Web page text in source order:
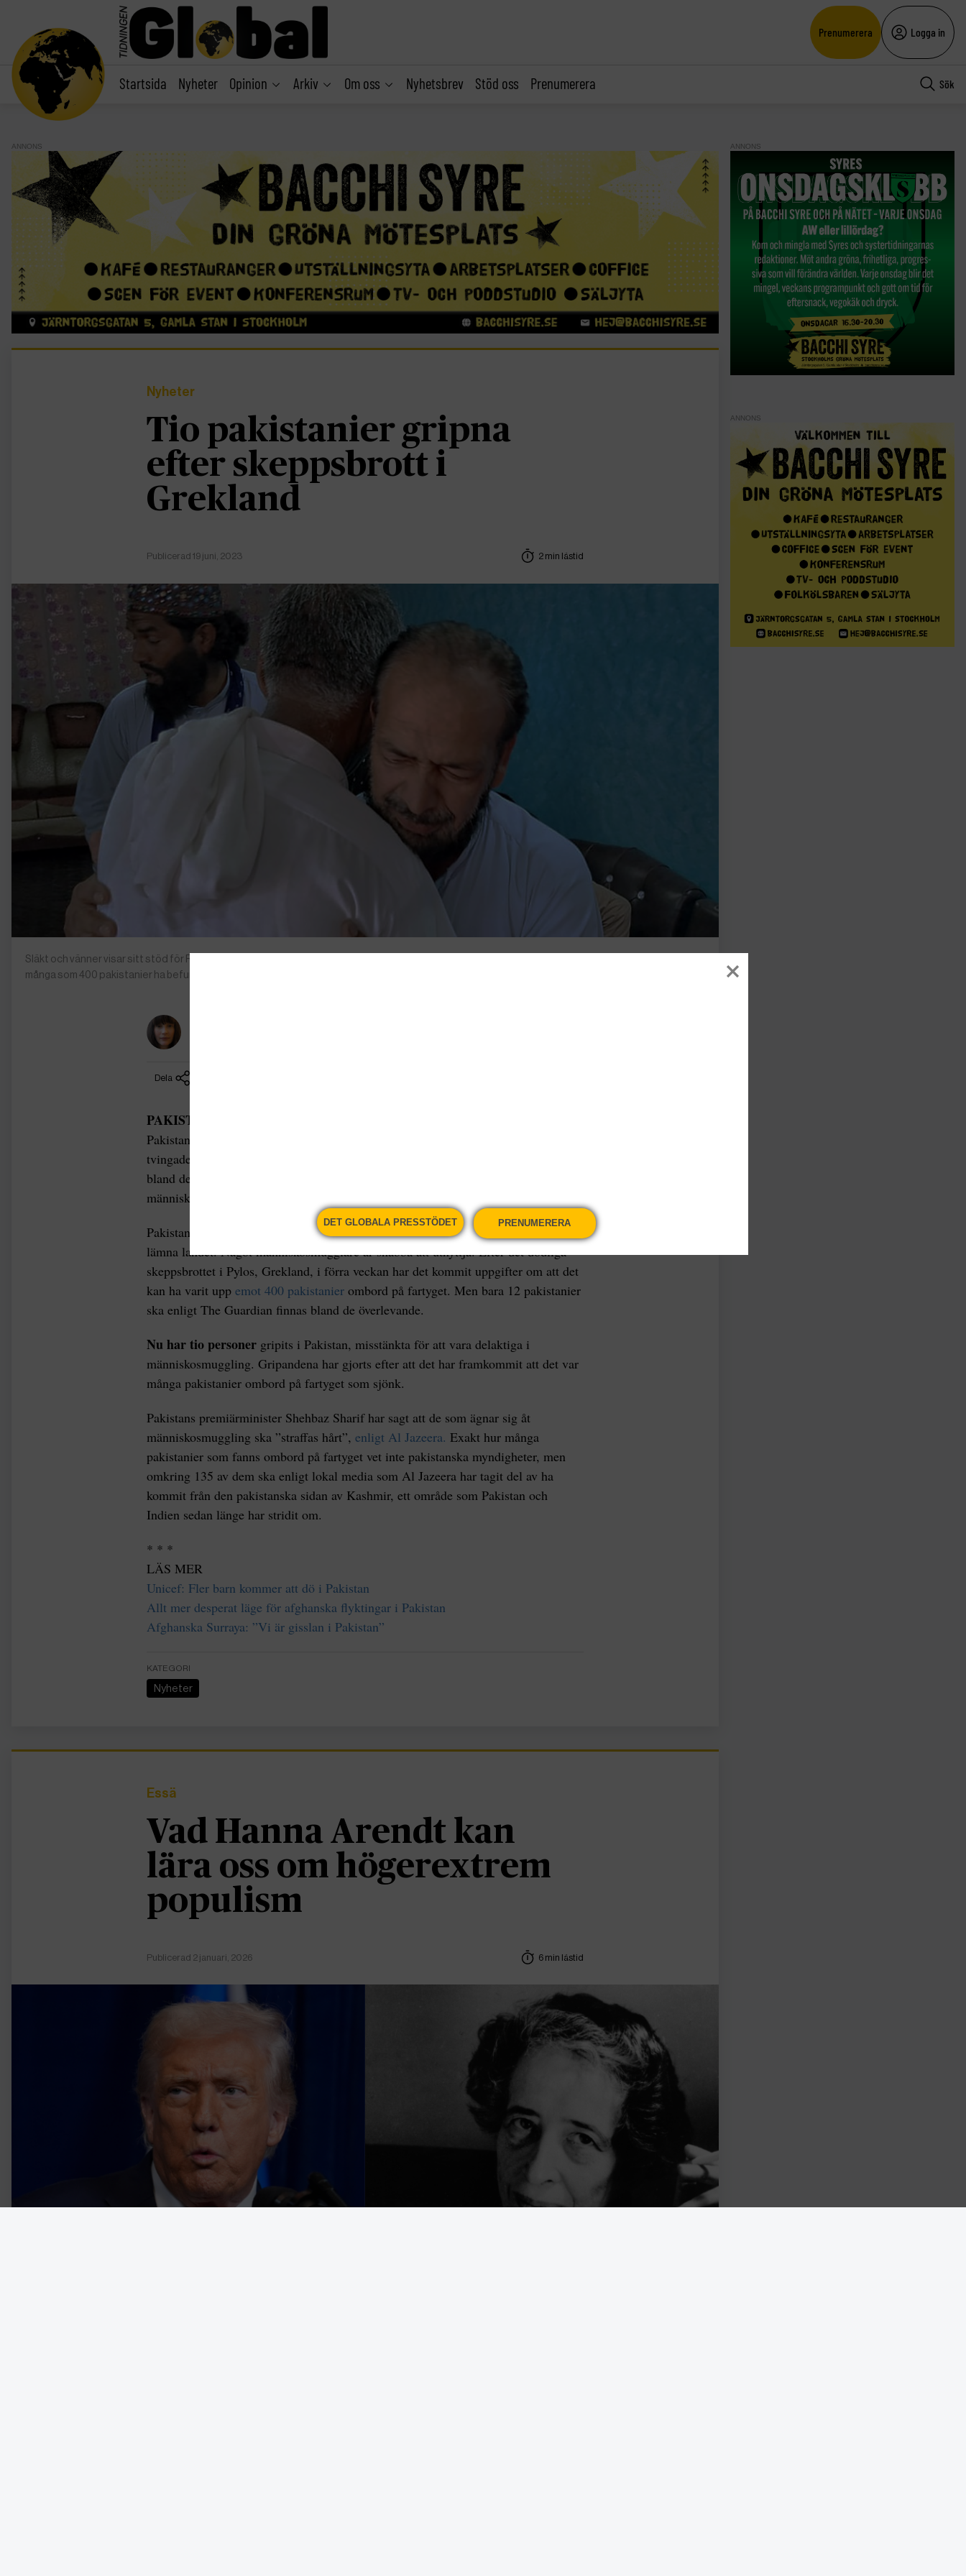
Prenumerera Logga in
Startsida Nyheter Opinion Arkiv Om oss Nyhetsbrev Stöd oss Prenumerera Sök
ANNONS
Nyheter
Tio pakistanier gripna
efter skeppsbrott i
Grekland
Publicerad 19 juni, 2023 2 min lästid
Släkt och vänner visar sitt stöd för Raja Sajid (till höger) vars son saknas efter skeppsbrottet i Grekland i förra veckan. Enligt uppgifter kan så
många som 400 pakistanier ha befunnit sig ombord när båten sjönk. Foto: AP Photo/Nasir Mehmood
Dela
PAKISTAN |
Pakistan. The Guardian har också rapporterat att många från det sydasiatiska landet
tvingades ner under däck, vilket kan vara en anledning till att det var få pakistanier
bland de överlevande. Nu har tio pakistanska medborgare gripits misstänkta för
människosmuggling.
Pakistan genomgår en allvarlig ekonomisk kris och många människor försöker
lämna landet. Något människosmugglare är snabba att utnyttja. Efter det dödliga
skeppsbrottet i Pylos, Grekland, i förra veckan har det kommit uppgifter om att det
kan ha varit upp emot 400 pakistanier ombord på fartyget. Men bara 12 pakistanier
ska enligt The Guardian finnas bland de överlevande.
Nu har tio personer gripits i Pakistan, misstänkta för att vara delaktiga i
människosmuggling. Gripandena har gjorts efter att det har framkommit att det var
många pakistanier ombord på fartyget som sjönk.
Pakistans premiärminister Shehbaz Sharif har sagt att de som ägnar sig åt
människosmuggling ska ”straffas hårt”, enligt Al Jazeera. Exakt hur många
pakistanier som fanns ombord på fartyget vet inte pakistanska myndigheter, men
omkring 135 av dem ska enligt lokal media som Al Jazeera har tagit del av ha
kommit från den pakistanska sidan av Kashmir, ett område som Pakistan och
Indien sedan länge har stridit om.
* * *
LÄS MER
Unicef: Fler barn kommer att dö i Pakistan
Allt mer desperat läge för afghanska flyktingar i Pakistan
Afghanska Surraya: ”Vi är gisslan i Pakistan”
KATEGORI
Nyheter
Essä
Vad Hanna Arendt kan
lära oss om högerextrem
populism
Publicerad 2 januari, 2026 6 min lästid
ANNONS
ANNONS
DET GLOBALA PRESSTÖDET PRENUMERERA